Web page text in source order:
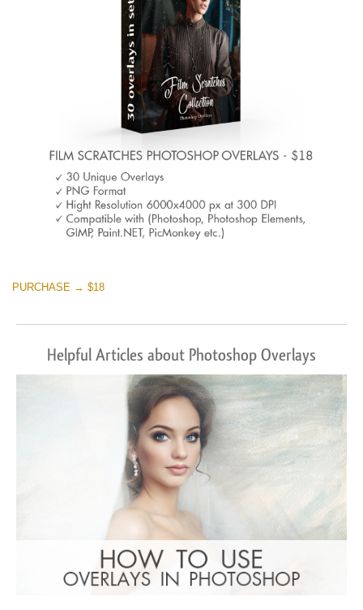
PURCHASE → $18
Helpful Articles about Photoshop Overlays